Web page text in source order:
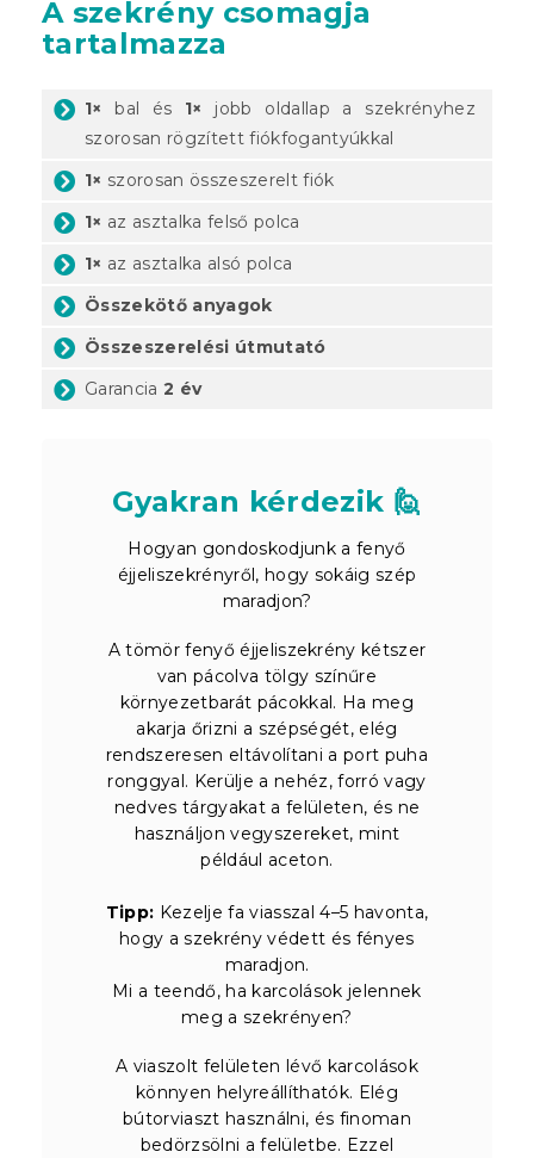
A szekrény csomagja
tartalmazza
1× bal és 1× jobb oldallap a szekrényhez
szorosan rögzített fiókfogantyúkkal
1× szorosan összeszerelt fiók
1× az asztalka felső polca
1× az asztalka alsó polca
Összekötő anyagok
Összeszerelési útmutató
Garancia 2 év
Gyakran kérdezik 🙋
Hogyan gondoskodjunk a fenyő
éjjeliszekrényről, hogy sokáig szép
maradjon?
A tömör fenyő éjjeliszekrény kétszer
van pácolva tölgy színűre
környezetbarát pácokkal. Ha meg
akarja őrizni a szépségét, elég
rendszeresen eltávolítani a port puha
ronggyal. Kerülje a nehéz, forró vagy
nedves tárgyakat a felületen, és ne
használjon vegyszereket, mint
például aceton.
Tipp: Kezelje fa viasszal 4–5 havonta,
hogy a szekrény védett és fényes
maradjon.
Mi a teendő, ha karcolások jelennek
meg a szekrényen?
A viaszolt felületen lévő karcolások
könnyen helyreállíthatók. Elég
bútorviaszt használni, és finoman
bedörzsölni a felületbe. Ezzel